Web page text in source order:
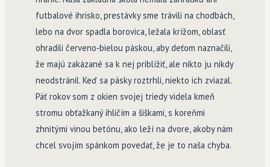
futbalové ihri­sko, prestávky sme trávili na chodbách,
lebo na dvor spadla borovica, ležala krížom, oblasť
ohradili červeno­‑bielou páskou, aby deťom naznačili,
že majú zakázané sa k nej priblížiť, ale nikto ju nikdy
neodstránil. Keď sa pásky roztrhli, niekto ich zviazal.
Päť rokov som z okien svojej triedy videla kmeň
stromu obťažkaný ihličím a šiškami, s koreňmi
zhnitými vinou betónu, ako leží na dvore, akoby nám
chcel svojím spánkom povedať, že je to naša chyba.